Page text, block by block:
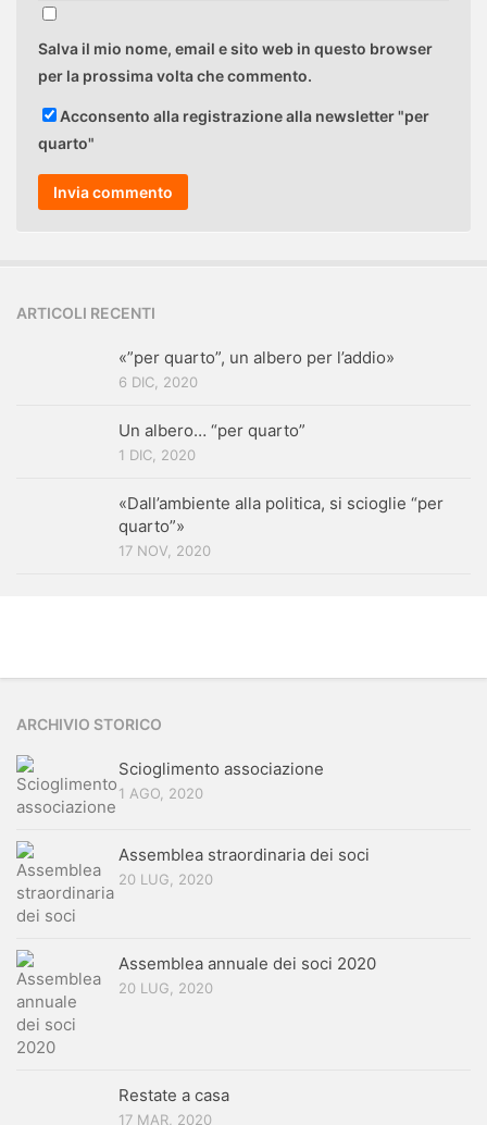
Salva il mio nome, email e sito web in questo browser
per la prossima volta che commento.
Acconsento alla registrazione alla newsletter "per
quarto"
ARTICOLI RECENTI
«”per quarto”, un albero per l’addio»
6 DIC, 2020
Un albero… “per quarto”
1 DIC, 2020
«Dall’ambiente alla politica, si scioglie “per
quarto”»
17 NOV, 2020
ARCHIVIO STORICO
Scioglimento associazione
1 AGO, 2020
Assemblea straordinaria dei soci
20 LUG, 2020
Assemblea annuale dei soci 2020
20 LUG, 2020
Restate a casa
17 MAR, 2020